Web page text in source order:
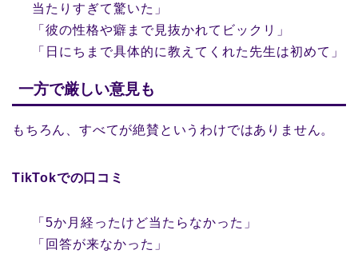
当たりすぎて驚いた」
「彼の性格や癖まで見抜かれてビックリ」
「日にちまで具体的に教えてくれた先生は初めて」
一方で厳しい意見も
もちろん、すべてが絶賛というわけではありません。
TikTokでの口コミ
「5か月経ったけど当たらなかった」
「回答が来なかった」